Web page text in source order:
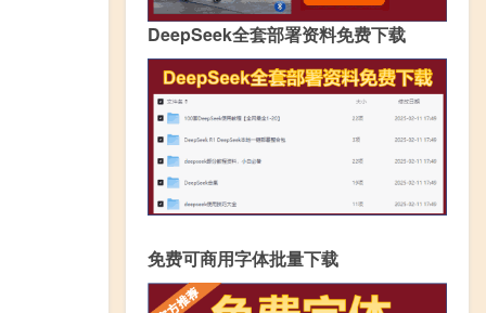
DeepSeek全套部署资料免费下载
免费可商用字体批量下载